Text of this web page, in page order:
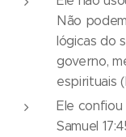
Não
lógicas do
governo,
espirituais
Ele
Samuel